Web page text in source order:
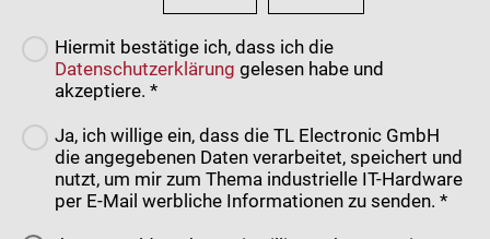
Hiermit bestätige ich, dass ich die
Datenschutzerklärung gelesen habe und
akzeptiere. *
Ja, ich willige ein, dass die TL Electronic GmbH
die angegebenen Daten verarbeitet, speichert und
nutzt, um mir zum Thema industrielle IT-Hardware
per E-Mail werbliche Informationen zu senden. *